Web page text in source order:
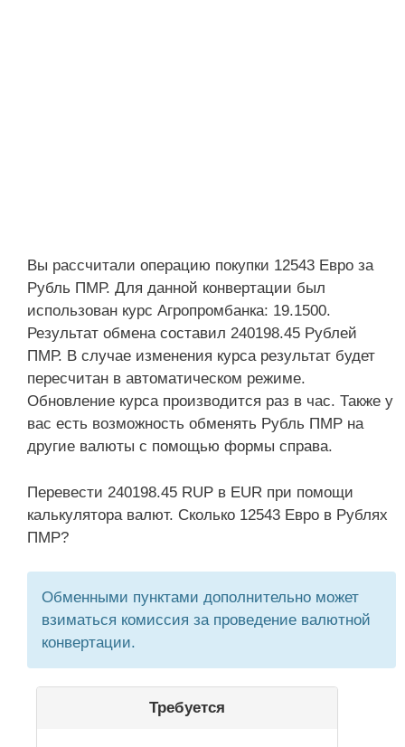
Вы рассчитали операцию покупки 12543 Евро за
Рубль ПМР. Для данной конвертации был
использован курс Агропромбанка: 19.1500.
Результат обмена составил 240198.45 Рублей
ПМР. В случае изменения курса результат будет
пересчитан в автоматическом режиме.
Обновление курса производится раз в час. Также у
вас есть возможность обменять Рубль ПМР на
другие валюты с помощью формы справа.
Перевести 240198.45 RUP в EUR при помощи
калькулятора валют. Сколько 12543 Евро в Рублях
ПМР?
Обменными пунктами дополнительно может
взиматься комиссия за проведение валютной
конвертации.
Требуется